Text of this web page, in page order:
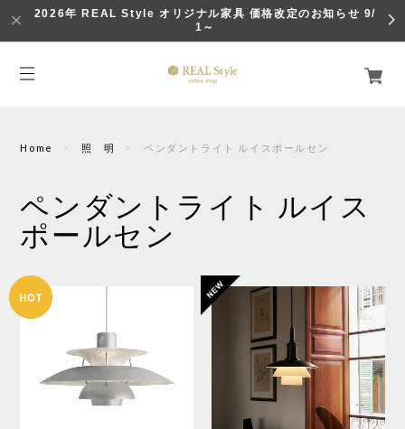
2026年 REAL Style オリジナル家具 価格改定のお知らせ 9/
1～
Home 照 明 ペンダントライト ルイスポールセン
ペンダントライト ルイス
ポールセン